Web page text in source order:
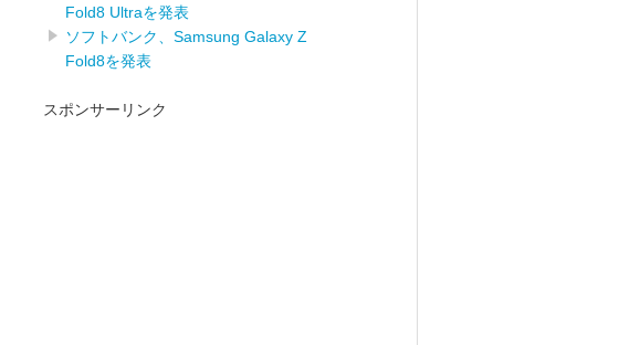
Fold8 Ultraを発表
ソフトバンク、Samsung Galaxy Z
Fold8を発表
スポンサーリンク